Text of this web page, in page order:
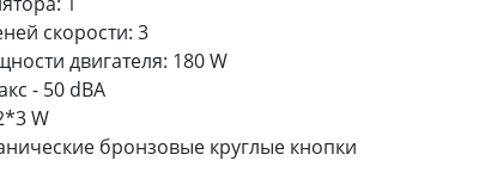
скорости: 3
двигателя: 180 W
- 50 dBA
W
бронзовые круглые кнопки